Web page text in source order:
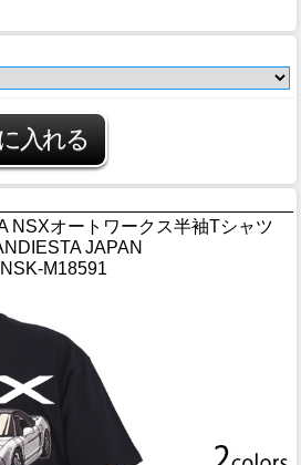
NSXオートワークス半袖Tシャツ
JAPAN
NSK-M18591